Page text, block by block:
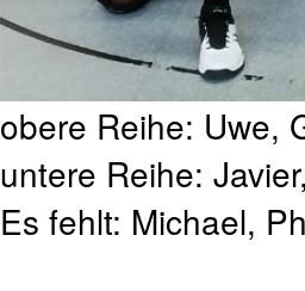
obere Reihe: Uwe,
untere Reihe:
Es fehlt: Michael,